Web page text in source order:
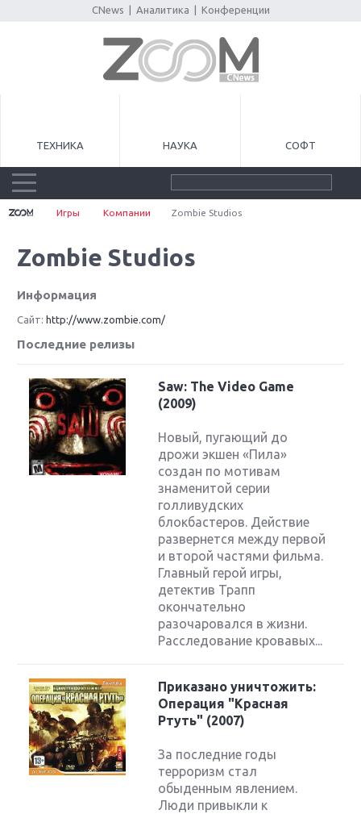
CNews Аналитика Конференции
ТЕХНИКА НАУКА СОФТ
Игры Компании Zombie Studios
Zombie Studios
Информация
Сайт: http://www.zombie.com/
Последние релизы
Saw: The Video Game
(2009)
Новый, пугающий до
дрожи экшен «Пила»
создан по мотивам
знаменитой серии
голливудских
блокбастеров. Действие
развернется между первой
и второй частями фильма.
Главный герой игры,
детектив Трапп
окончательно
разочаровался в жизни.
Расследование кровавых...
Приказано уничтожить:
Операция "Красная
Ртуть" (2007)
За последние годы
терроризм стал
обыденным явлением.
Люди привыкли к